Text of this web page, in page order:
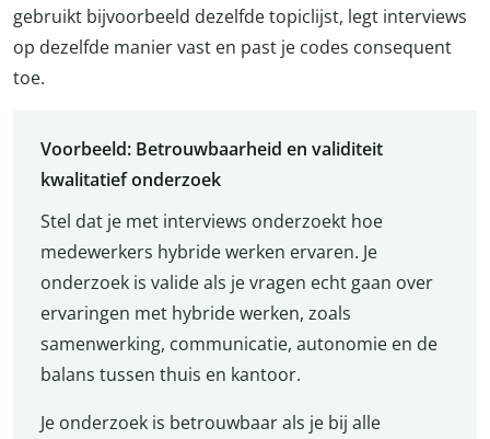
gebruikt bijvoorbeeld dezelfde topiclijst, legt interviews
op dezelfde manier vast en past je codes consequent
toe.
Voorbeeld: Betrouwbaarheid en validiteit
kwalitatief onderzoek
Stel dat je met interviews onderzoekt hoe
medewerkers hybride werken ervaren. Je
onderzoek is valide als je vragen echt gaan over
ervaringen met hybride werken, zoals
samenwerking, communicatie, autonomie en de
balans tussen thuis en kantoor.
Je onderzoek is betrouwbaar als je bij alle